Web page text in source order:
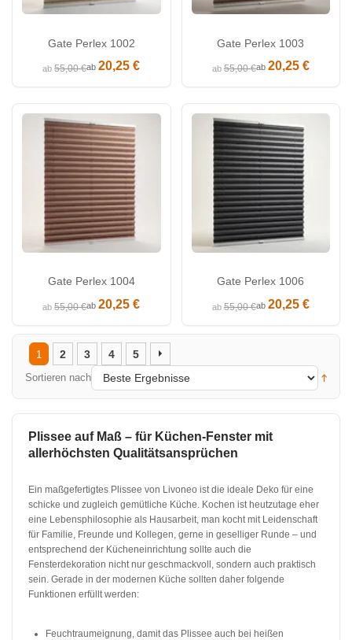
Gate Perlex 1002
ab55,00 €ab20,25 €
Gate Perlex 1003
ab55,00 €ab 20,25 €
Gate Perlex 1004
ab55,00 €ab20,25 €
Gate Perlex 1006
ab55,00 €ab 20,25 €
Sortieren nach
1 2 3 4 5
Plissee auf Maß – für Küchen-Fenster mit
allerhöchsten Qualitätsansprüchen
Ein maßgefertigtes Plissee von Livoneo ist die ideale Deko für eine
schicke und zugleich gemütliche Küche. Kochen ist heutzutage eher
eine Lebensphilosophie als Hausarbeit, man kocht mit Leidenschaft
für Familie, Freunde und Kollegen, gerne in geselliger Runde – und
entsprechend der Kücheneinrichtung sollte auch die
Fensterdekoration nicht nur geschmackvoll, sondern auch praktisch
sein. Gerade in der modernen Küche sollten daher folgende
Funktionen erfüllt werden:
Feuchtraumeignung, damit das Plissee auch bei heißen